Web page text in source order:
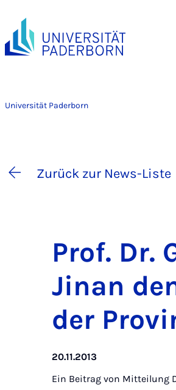
Universität Paderborn
Zurück zur News-Liste
Prof. Dr.
Jinan
der
20.11.2013
Ein Beitrag von Mitteilung